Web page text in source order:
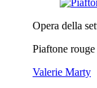
Opera della
Piaftone
Valerie Marty